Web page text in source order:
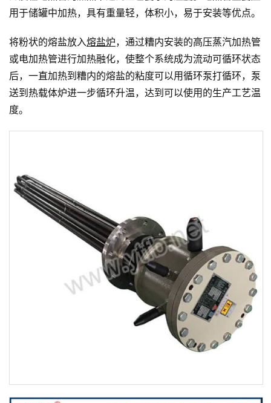
用于储罐中加热，具有重量轻，体积小，易于安装等优点。
将粉状的熔盐放入熔盐炉，通过糟内安装的高压蒸汽加热管
或电加热管进行加热融化，使整个系统成为流动可循环状态
后，一直加热到糟内的熔盐的粘度可以用循环泵打循环，泵
送到热载体炉进一步循环升温，达到可以使用的生产工艺温
度。